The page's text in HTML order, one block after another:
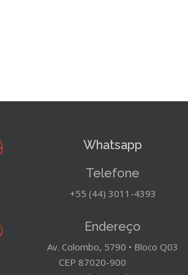
Whatsapp
Telefone
+55 (44) 3011-4393
Endereço
Av. Colombo, 5790 • Bloco Q03
CEP 87020-900